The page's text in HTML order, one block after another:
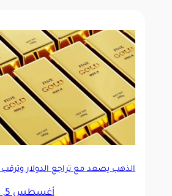
الذهب يصعد مع تراجع الدولار وترقب
أغسطس 5, 2026